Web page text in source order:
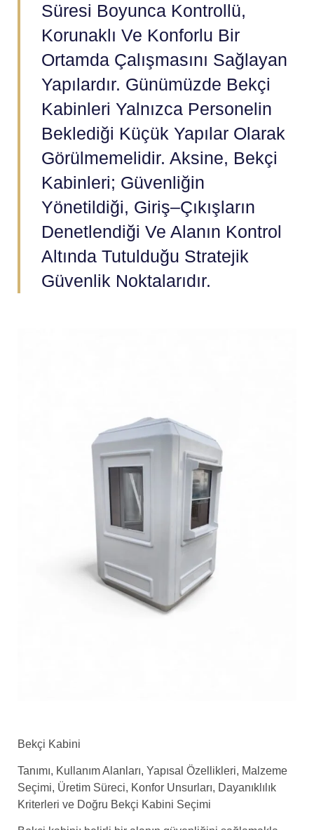
Süresi Boyunca Kontrollü,
Korunaklı Ve Konforlu Bir
Ortamda Çalışmasını Sağlayan
Yapılardır. Günümüzde Bekçi
Kabinleri Yalnızca Personelin
Beklediği Küçük Yapılar Olarak
Görülmemelidir. Aksine, Bekçi
Kabinleri; Güvenliğin
Yönetildiği, Giriş–Çıkışların
Denetlendiği Ve Alanın Kontrol
Altında Tutulduğu Stratejik
Güvenlik Noktalarıdır.
Bekçi Kabini
Tanımı, Kullanım Alanları, Yapısal Özellikleri, Malzeme
Seçimi, Üretim Süreci, Konfor Unsurları, Dayanıklılık
Kriterleri ve Doğru Bekçi Kabini Seçimi